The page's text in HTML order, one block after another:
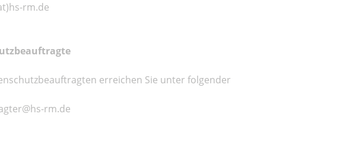
rm.de
erreichen Sie unter folgender
rm.de